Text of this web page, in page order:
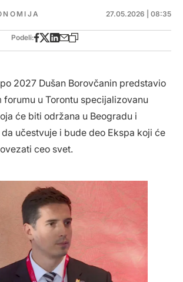
27.05.2026 | 08:35
Podeli:
2027 Dušan Borovčanin predstavio
forumu u Torontu specijalizovanu
će biti održana u Beogradu i
učestvuje i bude deo Ekspa koji će
ceo svet.